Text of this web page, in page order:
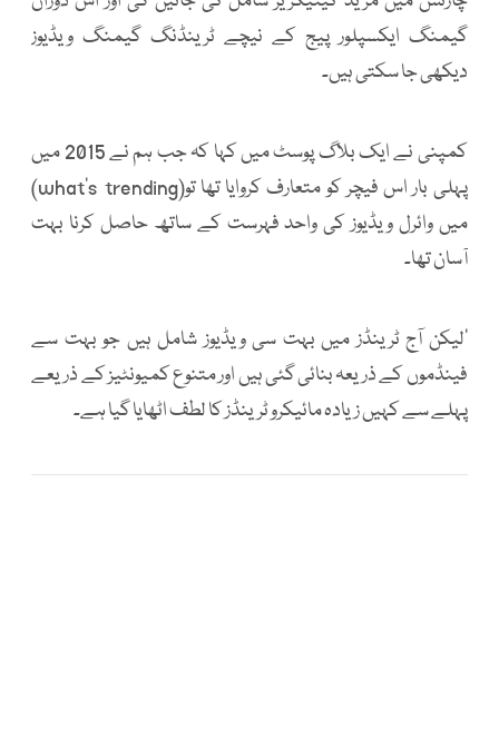
گیمنگ ایکسپلور پیج کے نیچے ٹرینڈنگ گیمنگ ویڈیوز
دیکھی جا سکتی ہیں۔
کمپنی نے ایک بلاگ پوسٹ میں کہا کہ جب ہم نے 2015 میں
پہلی بار اس فیچر کو متعارف کروایا تھا تو(what’s trending)
میں وائرل ویڈیوز کی واحد فہرست کے ساتھ حاصل کرنا بہت
آسان تھا۔
’لیکن آج ٹرینڈز میں بہت سی ویڈیوز شامل ہیں جو بہت سے
فینڈموں کے ذریعہ بنائی گئی ہیں اور متنوع کمیونٹیز کے ذریعے
پہلے سے کہیں زیادہ مائیکرو ٹرینڈز کا لطف اٹھایا گیا ہے۔